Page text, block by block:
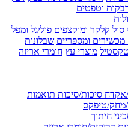
וטפטים
סול קלקר ומוקצפים פוליגל ומפל
מכשירים ומספריים שבלונות
מוצרי עץ חומרי אריזה
סיכות/סיכות תואמות
מחק/טיפקס
חיתוך